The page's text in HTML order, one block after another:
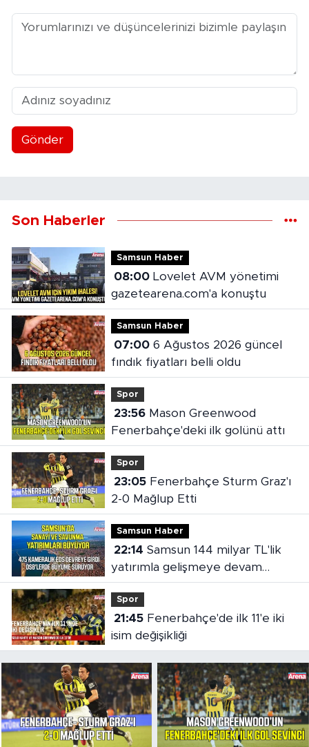
Gönder
Son Haberler
Samsun Haber
08:00Lovelet AVM yönetimi
gazetearena.com'a konuştu
Samsun Haber
07:006 Ağustos 2026 güncel
fındık fiyatları belli oldu
Spor
23:56Mason Greenwood
Fenerbahçe'deki ilk golünü attı
Spor
23:05Fenerbahçe Sturm Graz'ı
2-0 Mağlup Etti
Samsun Haber
22:14
yatırımla gelişmeye devam
ediyor
Spor
21:45Fenerbahçe'de ilk 11'e iki
isim değişikliği